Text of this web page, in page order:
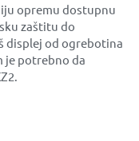
opremu dostupnu
zaštitu do
displej od ogrebotina
je potrebno da